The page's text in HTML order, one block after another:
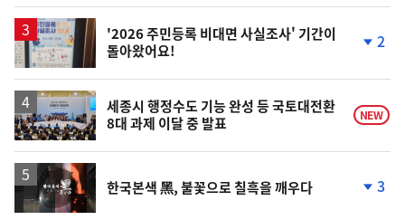
상
'2026 주민등록 비대면 사실조사' 기간이
돌아왔어요!
하
락
2
세종시 행정수도 기능 완성 등 국토대전환
8대 과제 이달 중 발표
NEW
영
상
한국본색 黑, 불꽃으로 칠흑을 깨우다 3